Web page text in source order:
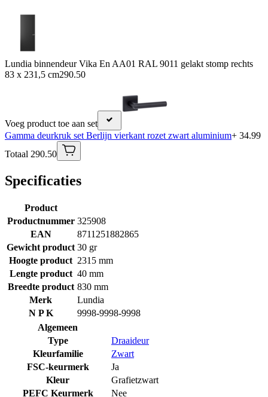
Lundia binnendeur Vika En AA01 RAL 9011 gelakt stomp rechts
83 x 231,5 cm290.50
Voeg product toe aan set
Gamma deurkruk set Berlijn vierkant rozet zwart aluminium+ 34.99
Totaal 290.50
Specificaties
Product
Productnummer 325908
EAN
8711251882865
Gewicht product 30 gr
Hoogte product 2315 mm
Lengte product 40 mm
Breedte product 830 mm
Merk
Lundia
N P K
9998-9998-9998
Algemeen
Type
Draaideur
Kleurfamilie
Zwart
FSC-keurmerk
Ja
Kleur
Grafietzwart
PEFC Keurmerk
Nee